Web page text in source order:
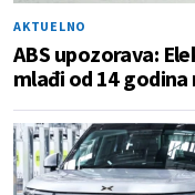
AKTUELNO
ABS upozorava:
mlađi od 14 godina